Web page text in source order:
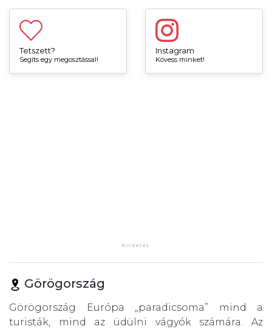
Tetszett?
Segíts egy megosztással!
Instagram
Kövess minket!
Görögország
Görögország Európa „paradicsoma” mind a
turisták, mind az üdülni vágyók számára. Az